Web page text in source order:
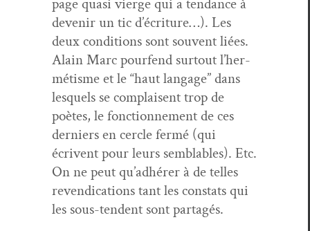
page qua­si vierge qui a ten­dance à
devenir un tic d’écri­t­ure…). Les
deux con­di­tions sont sou­vent liées.
Alain Marc pour­fend surtout l’her­
métisme et le “haut lan­gage” dans
lesquels se com­plaisent trop de
poètes, le fonc­tion­nement de ces
derniers en cer­cle fer­mé (qui
écrivent pour leurs sem­blables). Etc.
On ne peut qu’ad­hér­er à de telles
reven­di­ca­tions tant les con­stats qui
les sous-ten­dent sont partagés.